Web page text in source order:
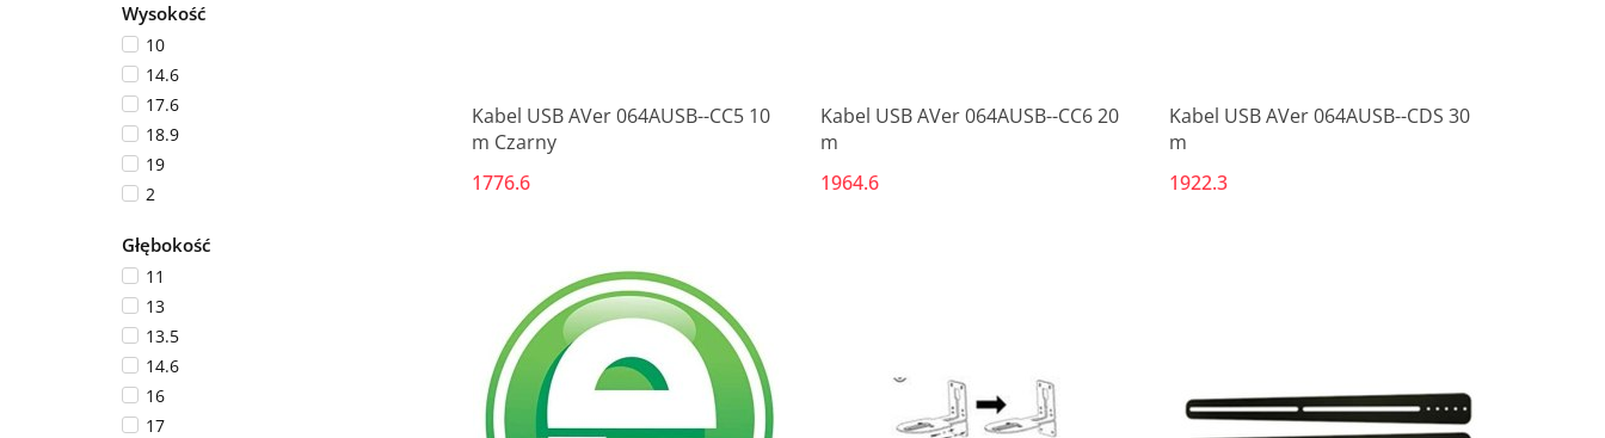
24
25.6
27
29
40.6
64
8.7
Wysokość
10
14.6
17.6
18.9
19
2
5
6.5
7
9
9.5
9.7
Głębokość
11
13
13.5
14.6
16
17
Produkt niedostępny
Kabel USB AVer 064AUSB--CC5 10
m Czarny
1776.6
Produkt niedostępny
Kabel USB AVer 064AUSB--CC6 20
m
1964.6
Produkt niedostępny
Kabel USB AVer 064AUSB--CDS 30
m
1922.3